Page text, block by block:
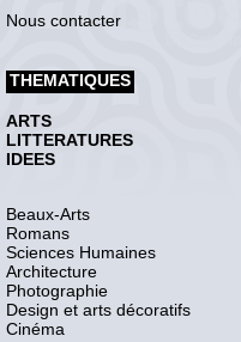
Nous contacter
THEMATIQUES
ARTS
LITTERATURES
IDEES
Beaux-Arts
Romans
Sciences Humaines
Architecture
Photographie
Design et arts décoratifs
Cinéma